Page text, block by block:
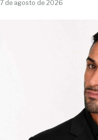
7 de agosto de 2026